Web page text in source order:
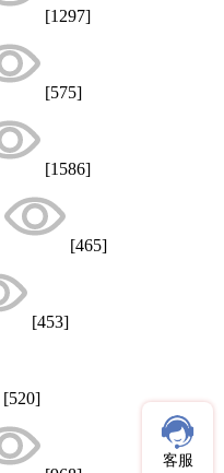
[1297]
[575]
[1586]
[465]
[453]
[520]
客服